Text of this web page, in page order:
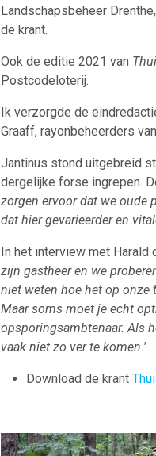
Landschapsbeheer
de krant.
Ook de editie 2021 van
Postcodeloterij.
Ik verzorgde de
Graaff, rayonbeheerders
Jantinus stond uitgebreid
dergelijke forse ingrepen.
zorgen ervoor dat we oude
dat hier gevarieerder en
In het interview met Harald
zijn gastheer en we
niet weten hoe het op onze
Maar soms moet je echt
opsporingsambtenaar. Als
vaak niet zo ver te komen.'
Download de krant